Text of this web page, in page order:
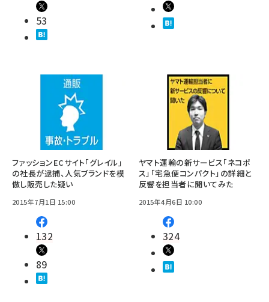
53
ファッションECサイト「グレイル」
の社長が逮捕、人気ブランドを模
倣し販売した疑い
2015年7月1日 15:00
132
89
ヤマト運輸の新サービス「ネコポ
ス」「宅急便コンパクト」の詳細と
反響を担当者に聞いてみた
2015年4月6日 10:00
324